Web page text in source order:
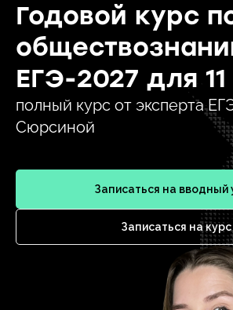
Годовой курс
ЕГЭ-2027 для
полный курс от эксперта
Сюрсиной
Записаться на вводный
Записаться на курс